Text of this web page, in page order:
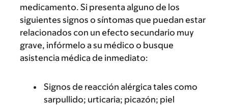
medicamento. Si presenta alguno de los
siguientes signos o síntomas que puedan estar
relacionados con un efecto secundario muy
grave, infórmelo a su médico o busque
asistencia médica de inmediato:
Signos de reacción alérgica tales como
sarpullido; urticaria; picazón; piel